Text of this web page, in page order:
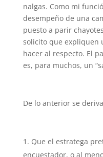
nalgas. Como mi
desempeño de una
puesto a parir
solicito que expliquen
hacer al respecto. El
es, para muchos, un
De lo anterior se
Que el estratega
encuestador, o al